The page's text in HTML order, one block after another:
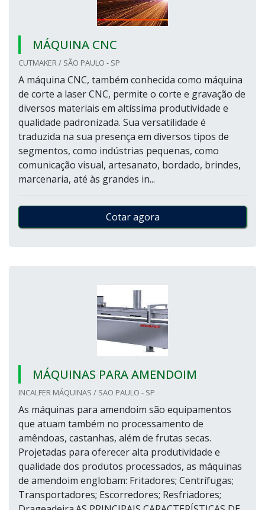
MÁQUINA CNC
CUTMAKER / SÃO PAULO - SP
A máquina CNC, também conhecida como máquina
de corte a laser CNC, permite o corte e gravação de
diversos materiais em altíssima produtividade e
qualidade padronizada. Sua versatilidade é
traduzida na sua presença em diversos tipos de
segmentos, como indústrias pequenas, como
comunicação visual, artesanato, bordado, brindes,
marcenaria, até às grandes in...
Cotar agora
MÁQUINAS PARA AMENDOIM
INCALFER MÁQUINAS / SAO PAULO - SP
As máquinas para amendoim são equipamentos
que atuam também no processamento de
amêndoas, castanhas, além de frutas secas.
Projetadas para oferecer alta produtividade e
qualidade dos produtos processados, as máquinas
de amendoim englobam: Fritadores; Centrífugas;
Transportadores; Escorredores; Resfriadores;